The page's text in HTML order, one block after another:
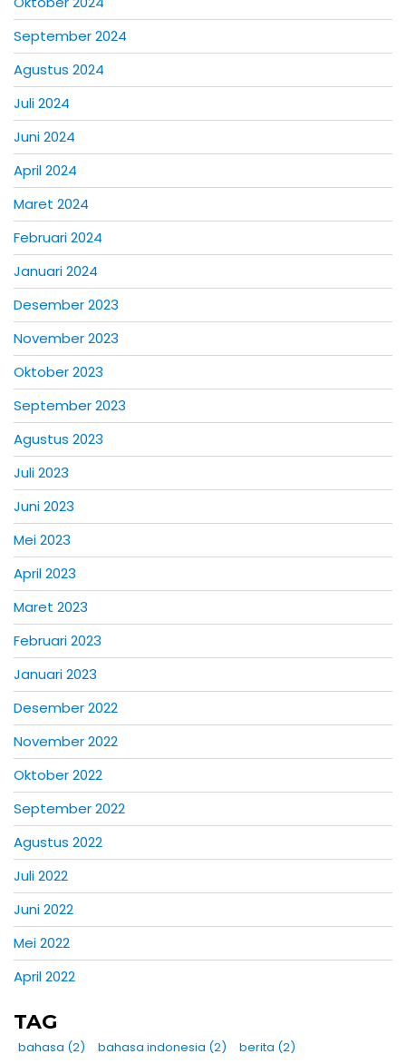
September 2024
Agustus 2024
Juli 2024
Juni 2024
April 2024
Maret 2024
Februari 2024
Januari 2024
Desember 2023
November 2023
Oktober 2023
September 2023
Agustus 2023
Juli 2023
Juni 2023
Mei 2023
April 2023
Maret 2023
Februari 2023
Januari 2023
Desember 2022
November 2022
Oktober 2022
September 2022
Agustus 2022
Juli 2022
Juni 2022
Mei 2022
April 2022
TAG
bahasa (2) bahasa indonesia (2) berita (2)